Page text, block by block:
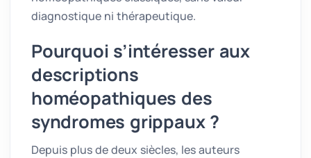
diagnostique ni thérapeutique.
Pourquoi s’intéresser aux
descriptions
homéopathiques des
syndromes grippaux ?
Depuis plus de deux siècles, les auteurs